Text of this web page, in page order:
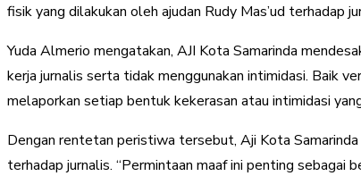
fisik yang dilakukan oleh ajudan Rudy Mas’ud terhadap
Yuda Almerio mengatakan, AJI Kota Samarinda
kerja jurnalis serta tidak menggunakan intimidasi. Baik
melaporkan setiap bentuk kekerasan atau intimidasi
Dengan rentetan peristiwa tersebut, Aji Kota
terhadap jurnalis. “Permintaan maaf ini penting